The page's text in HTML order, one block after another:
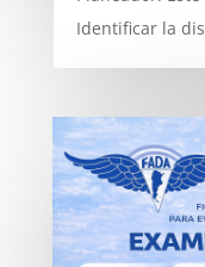
Identificar la